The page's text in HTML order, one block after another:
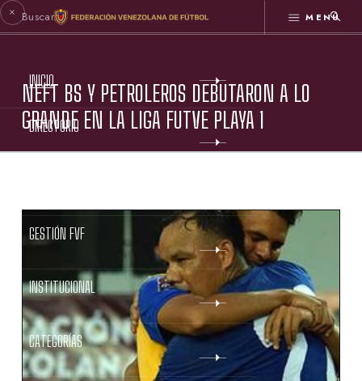
MENÚ
INICIO
DIRECTORIO
GESTIÓN FVF
INSTITUCIONAL
CATEGORÍAS
NEFT BS Y PETROLEROS DEBUTARON A LO
GRANDE EN LA LIGA FUTVE PLAYA 1